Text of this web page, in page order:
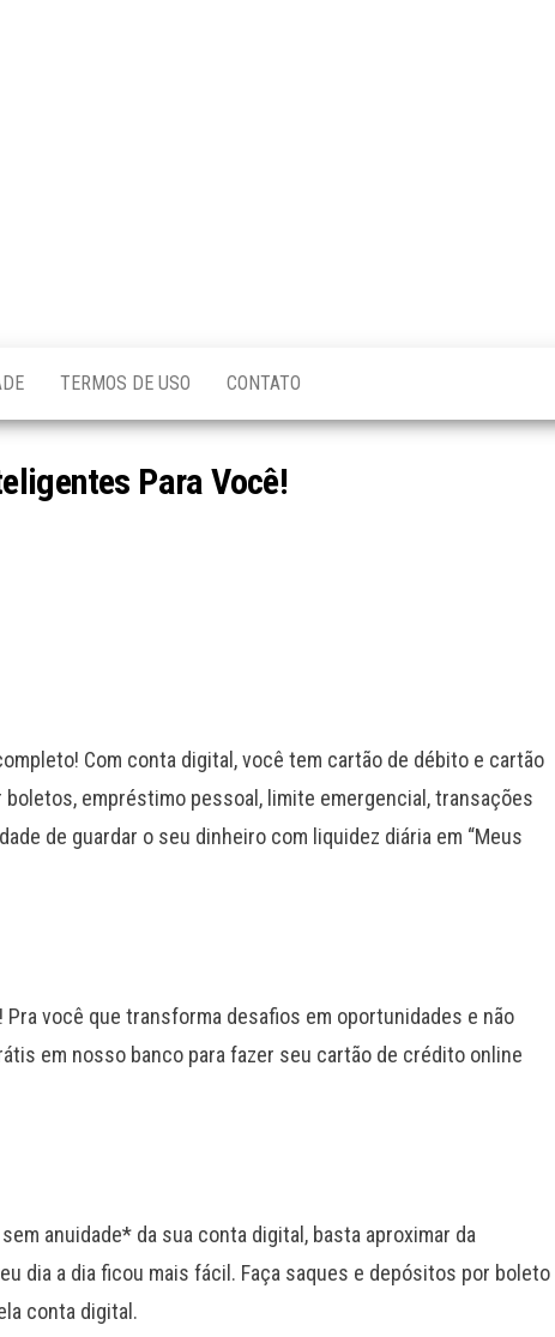
TERMOS DE USO CONTATO
Para Você!
Com conta digital, você tem cartão de débito e cartão
empréstimo pessoal, limite emergencial, transações
de guardar o seu dinheiro com liquidez diária em “Meus
Pra você que transforma desafios em oportunidades e não
em nosso banco para fazer seu cartão de crédito online
anuidade* da sua conta digital, basta aproximar da
dia a dia ficou mais fácil. Faça saques e depósitos por boleto
conta digital.